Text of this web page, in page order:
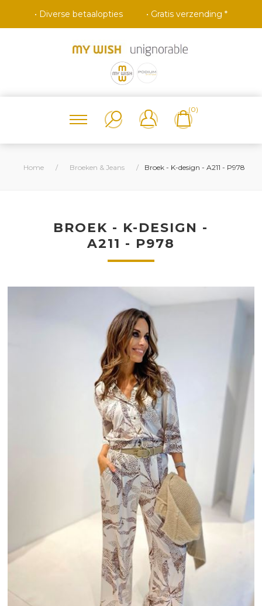
• Diverse betaalopties • Gratis verzending *
(0)
Home / Broeken & Jeans / Broek - K-design - A211 - P978
BROEK - K-DESIGN -
A211 - P978